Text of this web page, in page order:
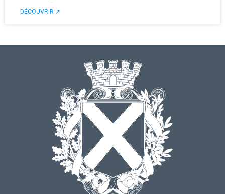
DÉCOUVRIR ↗